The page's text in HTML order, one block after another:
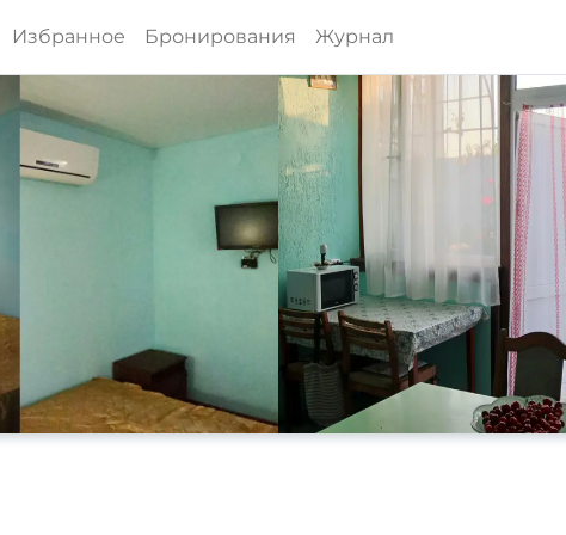
Избранное Бронирования Журнал